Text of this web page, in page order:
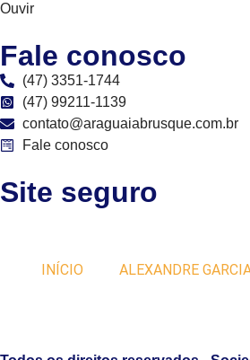
Ouvir
Fale conosco
(47) 3351-1744
(47) 99211-1139
contato@araguaiabrusque.com.br
Fale conosco
Site seguro
INÍCIO ALEXANDRE